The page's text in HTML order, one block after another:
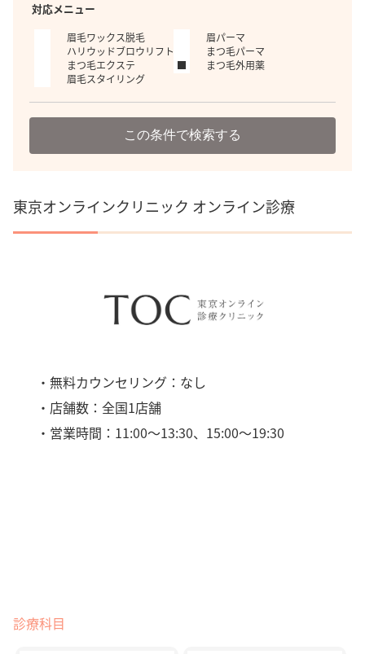
対応メニュー
眉毛ワックス脱毛
眉パーマ
ハリウッドブロウリフト
まつ毛パーマ
まつ毛エクステ
まつ毛外用薬
眉毛スタイリング
この条件で検索する
東京オンラインクリニック オンライン診療
・無料カウンセリング：なし
・店舗数：全国1店舗
・営業時間：11:00〜13:30、15:00〜19:30
診療科目